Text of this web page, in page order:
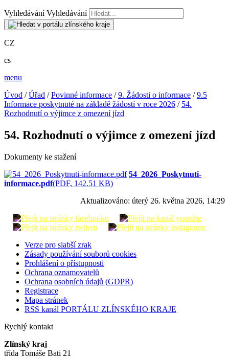
Vyhledávání Vyhledávání
CZ
cs
menu
Úvod /Úřad /Povinné informace /9. Žádosti o informace /9.5
Informace poskytnuté na základě žádostí v roce 2026 / 54.
Rozhodnutí o výjimce z omezení jízd
54. Rozhodnutí o výjimce z omezení jízd
Dokumenty ke stažení
54_2026_Poskytnuti-
informace.pdf(PDF, 142.51 KB)
Aktualizováno: úterý 26. května 2026, 14:29
Verze pro slabší zrak
Zásady používání souborů cookies
Prohlášení o přístupnosti
Ochrana oznamovatelů
Ochrana osobních údajů (GDPR)
Registrace
Mapa stránek
RSS kanál PORTÁLU ZLÍNSKÉHO KRAJE
Rychlý kontakt
Zlínský kraj
třída Tomáše Bati 21